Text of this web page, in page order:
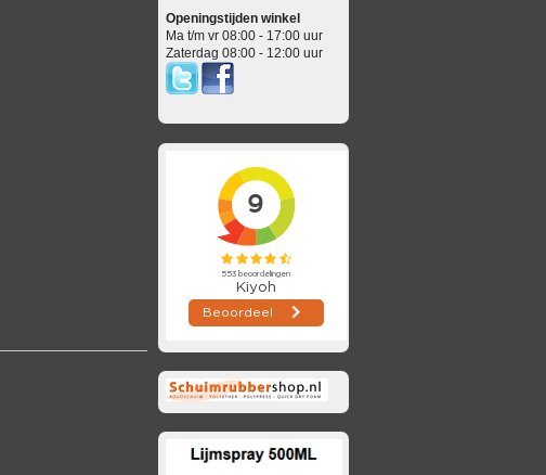
Openingstijden winkel
Ma t/m vr 08:00 - 17:00 uur
Zaterdag 08:00 - 12:00 uur